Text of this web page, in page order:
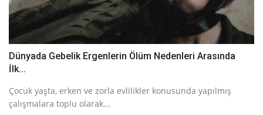
Dünyada Gebelik Ergenlerin Ölüm Nedenleri Arasında
İlk...
Çocuk yaşta, erken ve zorla evlilikler konusunda yapılmış
çalışmalara toplu olarak...